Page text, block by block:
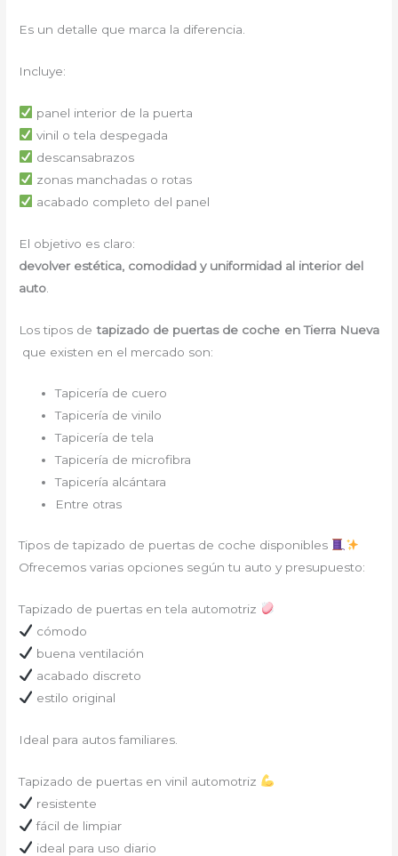
Es un detalle que marca la diferencia.
Incluye:
panel interior de la puerta
vinil o tela despegada
descansabrazos
zonas manchadas o rotas
acabado completo del panel
El objetivo es claro:
devolver estética, comodidad y uniformidad al interior del
auto
Los tipos de tapizado de puertas de coche en Tierra Nueva
que existen en el mercado son:
Tapicería de cuero
Tapicería de vinilo
Tapicería de tela
Tapicería de microfibra
Tapicería alcántara
Entre otras
Tipos de tapizado de puertas de coche disponibles
Ofrecemos varias opciones según tu auto y presupuesto:
Tapizado de puertas en tela automotriz
cómodo
buena ventilación
acabado discreto
estilo original
Ideal para autos familiares.
Tapizado de puertas en vinil automotriz
resistente
fácil de limpiar
ideal para uso diario